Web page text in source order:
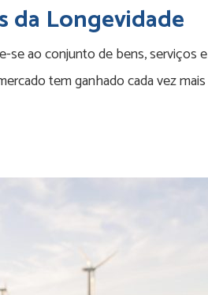
da Longevidade
se ao conjunto de bens, serviços e
tem ganhado cada vez mais